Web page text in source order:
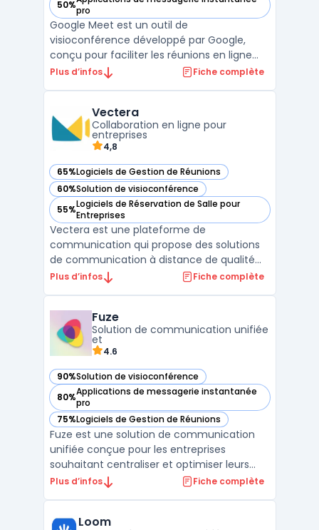
50%pro
— voir Google Meet dans cette catégorie
Google Meet est un outil de
visioconférence développé par Google,
conçu pour faciliter les réunions en ligne
sécurisées et la collaboration en temps
avec une haute qualité audio et vidéo,
grâce à des technologies a ...
Plus d’infos Fiche complète
Vectera
Collaboration en ligne pour
entreprises
4,8
65%Logiciels de Gestion de Réunions
— voir Vectera dans cette catégorie
60%Solution de visioconférence
— voir Vectera dans cette catégorie
55%Logiciels de Réservation de Salle pour
Entreprises
— voir Vectera dans cette catégorie
Vectera est une plateforme de
communication qui propose des solutions
de communication à distance de qualité
professionnelle. Elle permet de tenir des
et même endroit. Qu'il s'agisse de
communiquer avec des collègues, d ...
Plus d’infos Fiche complète
Fuze
Solution de communication unifiée
et
4.6
90%Solution de visioconférence
— voir Fuze dans cette catégorie
80%Applications de messagerie instantanée
pro
— voir Fuze dans cette catégorie
75%Logiciels de Gestion de Réunions
— voir Fuze dans cette catégorie
Fuze est une solution de communication
unifiée conçue pour les entreprises
souhaitant centraliser et optimiser leurs
interactions internes et externes. En
d'équipe sur une seule et même
Plus d’infos Fiche complète
Loom